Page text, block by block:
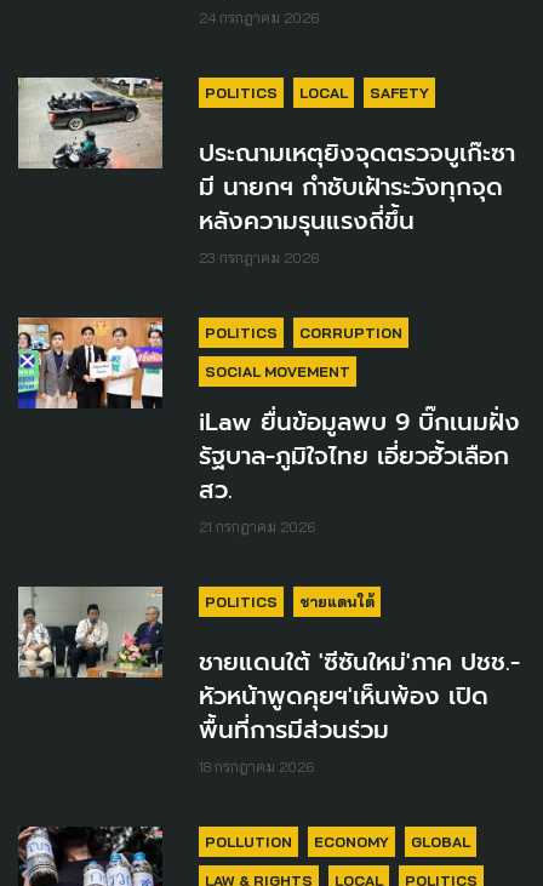
24 กรกฎาคม 2026
POLITICS LOCAL SAFETY
ประณามเหตุยิงจุดตรวจบูเก๊ะซา
มี นายกฯ กำชับเฝ้าระวังทุกจุด
หลังความรุนแรงถี่ขึ้น
23 กรกฎาคม 2026
POLITICS CORRUPTION
SOCIAL MOVEMENT
iLaw ยื่นข้อมูลพบ 9 บิ๊กเนมฝั่ง
รัฐบาล-ภูมิใจไทย เอี่ยวฮั้วเลือก
สว.
21 กรกฎาคม 2026
POLITICS ชายแดนใต้
ชายแดนใต้ 'ซีซันใหม่'ภาค ปชช.-
หัวหน้าพูดคุยฯ'เห็นพ้อง เปิด
พื้นที่การมีส่วนร่วม
18 กรกฎาคม 2026
POLLUTION ECONOMY GLOBAL
LAW & RIGHTS LOCAL POLITICS